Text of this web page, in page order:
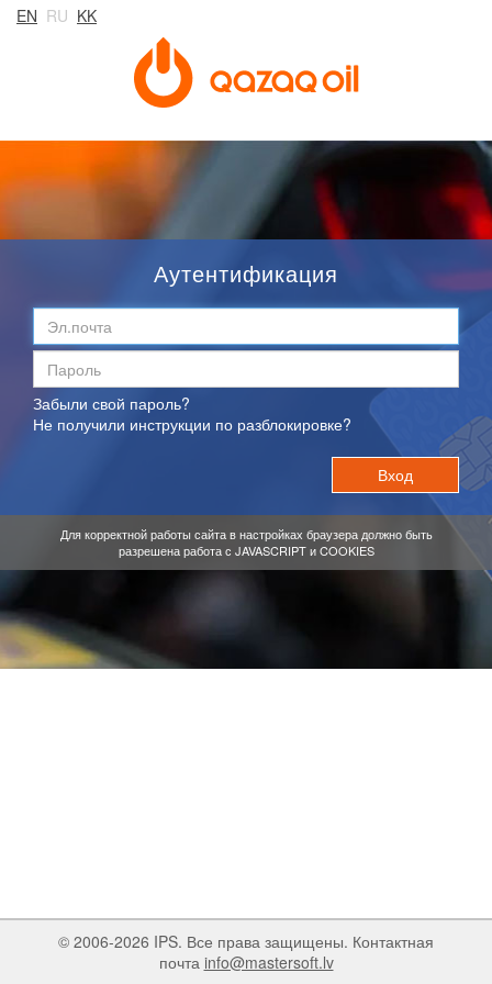
EN RU KK
Аутентификация
Забыли свой пароль?
Не получили инструкции по разблокировке?
Для корректной работы сайта в настройках браузера должно быть
разрешена работа с JAVASCRIPT и COOKIES
© 2006-2026 IPS. Все права защищены. Контактная
почта info@mastersoft.lv